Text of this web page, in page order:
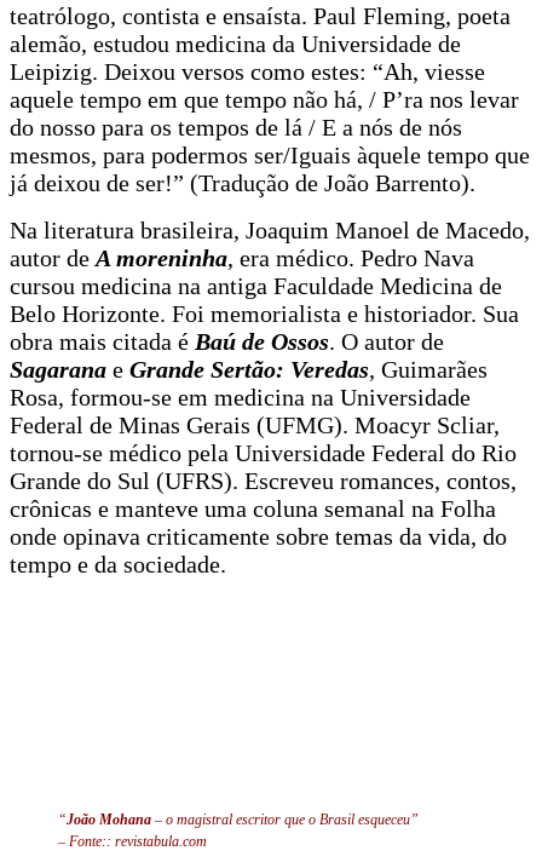
teatrólogo, contista e ensaísta. Paul Fleming, poeta
alemão, estudou medicina da Universidade de
Leipizig. Deixou versos como estes: “Ah, viesse
aquele tempo em que tempo não há, / P’ra nos levar
do nosso para os tempos de lá / E a nós de nós
mesmos, para podermos ser/Iguais àquele tempo que
já deixou de ser!” (Tradução de João Barrento).
Na literatura brasileira, Joaquim Manoel de Macedo,
autor de A moreninha, era médico. Pedro Nava
cursou medicina na antiga Faculdade Medicina de
Belo Horizonte. Foi memorialista e historiador. Sua
obra mais citada é Baú de Ossos. O autor de
Sagarana e Grande Sertão: Veredas, Guimarães
Rosa, formou-se em medicina na Universidade
Federal de Minas Gerais (UFMG). Moacyr Scliar,
tornou-se médico pela Universidade Federal do Rio
Grande do Sul (UFRS). Escreveu romances, contos,
crônicas e manteve uma coluna semanal na Folha
onde opinava criticamente sobre temas da vida, do
tempo e da sociedade.
“João Mohana – o magistral escritor que o Brasil esqueceu”
– Fonte:: revistabula.com